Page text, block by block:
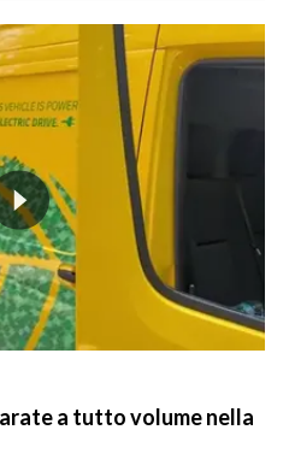
a tutto volume nella